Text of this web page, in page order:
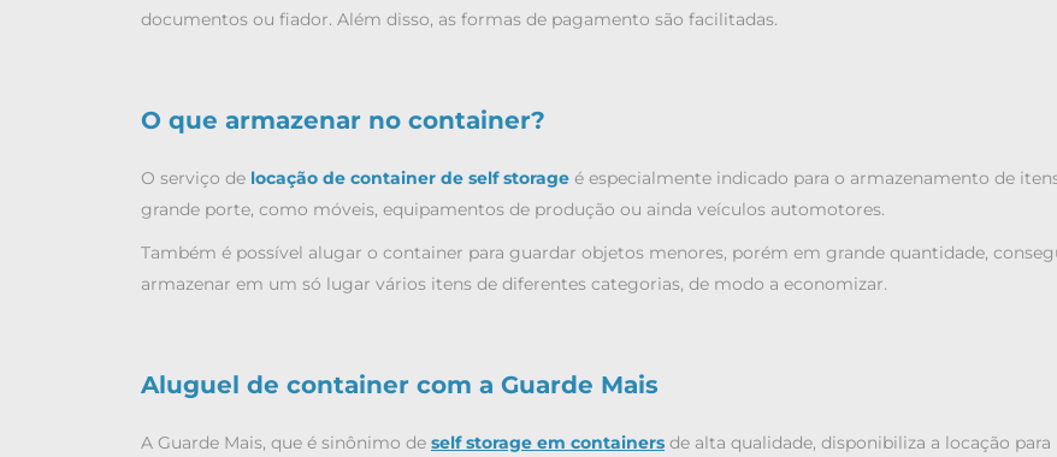
documentos ou fiador. Além disso, as formas de pagamento são facilitadas.
O que armazenar no container?
O serviço de locação de container de self storage é especialmente indicado para o armazenamento de
grande porte, como móveis, equipamentos de produção ou ainda veículos automotores.
Também é possível alugar o container para guardar objetos menores, porém em grande quantidade,
armazenar em um só lugar vários itens de diferentes categorias, de modo a economizar.
Aluguel de container com a Guarde Mais
A Guarde Mais, que é sinônimo de self storage em containers de alta qualidade, disponibiliza a locação para